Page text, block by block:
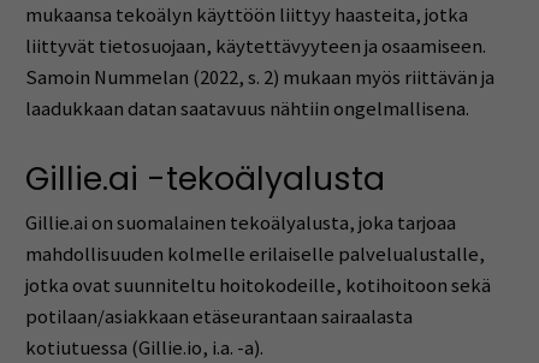
mukaansa tekoälyn käyttöön liittyy haasteita, jotka
liittyvät tietosuojaan, käytettävyyteen ja osaamiseen.
Samoin Nummelan (2022, s. 2) mukaan myös riittävän ja
laadukkaan datan saatavuus nähtiin ongelmallisena.
Gillie.ai -tekoälyalusta
Gillie.ai on suomalainen tekoälyalusta, joka tarjoaa
mahdollisuuden kolmelle erilaiselle palvelualustalle,
jotka ovat suunniteltu hoitokodeille, kotihoitoon sekä
potilaan/asiakkaan etäseurantaan sairaalasta
kotiutuessa (Gillie.io, i.a. -a).